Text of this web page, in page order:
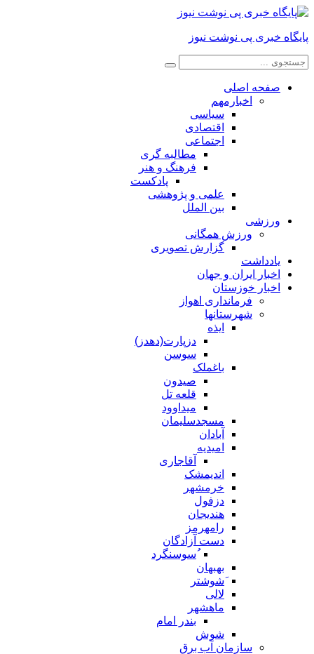
پایگاه خبری پی نوشت نیوز
صفحه اصلی
اخبارمهم
سیاسی
اقتصادی
اجتماعی
مطالبه گری
فرهنگ و هنر
پادکست
علمی و پژوهشی
بین الملل
ورزشی
ورزش همگانی
گزارش تصویری
یادداشت
اخبار ایران و جهان
اخبار خوزستان
فرمانداری اهواز
شهرستانها
ایذه
دزپارت(دهدز)
سوسن
باغملک
صیدون
قلعه تل
میداوود
مسجدسلیمان
آبادان
امیدیه
آقاجاری
اندیمشک
خرمشهر
دزفول
هندیجان
رامهرمز
دست آزادگان
ُسوسنگرد
بهبهان
َشوشتر
لالی
ماهشهر
بندر امام
شوش
سازمان آب برق